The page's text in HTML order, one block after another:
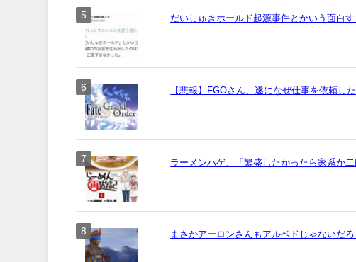
だいしゅきホールド起源事件とかいう面白
【悲報】FGOさん、遂になぜ仕事を依頼し
ラーメンハゲ、「繁盛したかったら家系か
まさかアーロンさんもアルベドじゃないだ